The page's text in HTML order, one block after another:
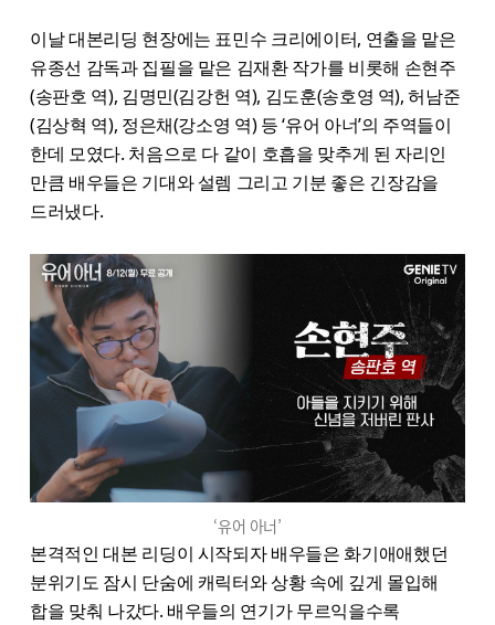
이날 대본리딩 현장에는 표민수 크리에이터, 연출을 맡은
유종선 감독과 집필을 맡은 김재환 작가를 비롯해 손현주
(송판호 역), 김명민(김강헌 역), 김도훈(송호영 역), 허남준
(김상혁 역), 정은채(강소영 역) 등 ‘유어 아너’의 주역들이
한데 모였다. 처음으로 다 같이 호흡을 맞추게 된 자리인
만큼 배우들은 기대와 설렘 그리고 기분 좋은 긴장감을
드러냈다.
‘유어 아너’
본격적인 대본 리딩이 시작되자 배우들은 화기애애했던
분위기도 잠시 단숨에 캐릭터와 상황 속에 깊게 몰입해
합을 맞춰 나갔다. 배우들의 연기가 무르익을수록